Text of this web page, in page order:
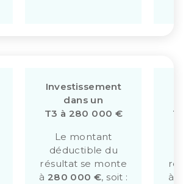
Investissement
dans un
T3 à 280 000 €
Le montant
déductible du
résultat se monte
à 280 000 €, soit :
à